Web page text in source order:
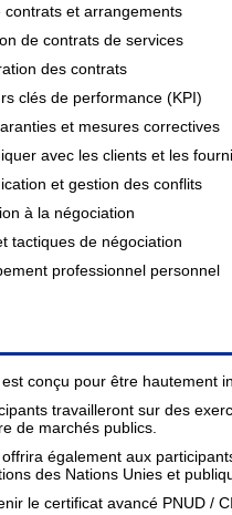
contrats et arrangements
de contrats de services
des contrats
clés de performance (KPI)
et mesures correctives
avec les clients et les
et gestion des conflits
à la négociation
tactiques de négociation
professionnel personnel
conçu pour être hautement
travailleront sur des
de marchés publics.
également aux
des Nations Unies et
le certificat avancé PNUD /